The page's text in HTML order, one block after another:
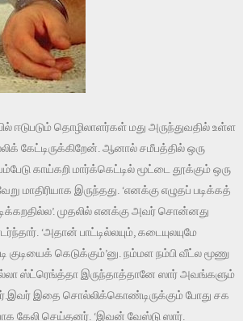
ஈடுபடும் தொழிலாளர்கள் மது அருந்துவதில் உள்ள
கேட்டிருக்கிறேன். ஆனால் சமீபத்தில் ஒரு
காய்கறி மார்க்கெட்டில் மூட்டை தூக்கும் ஒரு
மாதிரியாக இருந்தது. ‘எனக்கு எழுதப் படிக்கத்
முதலில் எனக்கு அவர் சொன்னது
‘அதான் பாட்டில்லயும், கடையுலயுமே
குடியைக் கெடுக்கும்’னு. நம்மள நம்பி வீட்ல மூணு
ஸ்ட்ரெங்த்தா இருந்தாத்தானே ஸார் அவங்களும்
இதை சொல்லிக்கொண்டிருக்கும் போது சக
கேலி செய்தனர். ‘இவன் வேஸ்டு ஸார்.